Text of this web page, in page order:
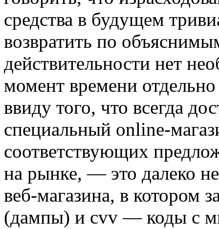
средства в будущем
возвратить по
действительности нет
момент времени
ввиду того, что всегда
специальный online-
соответствующих
на рынке, — это далеко
веб-магазина, в котором
(дампы) и cvv — коды с